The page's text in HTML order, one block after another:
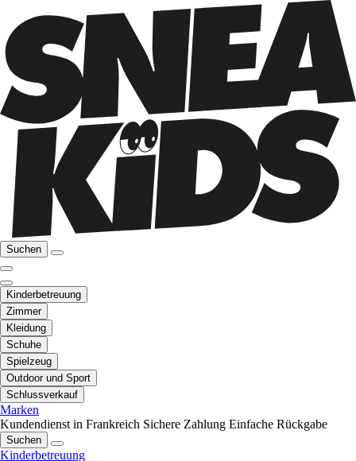
Suchen
Kinderbetreuung
Zimmer
Kleidung
Schuhe
Spielzeug
Outdoor und Sport
Schlussverkauf
Marken
Kundendienst in Frankreich Sichere Zahlung Einfache Rückgabe
Suchen
Kinderbetreuung